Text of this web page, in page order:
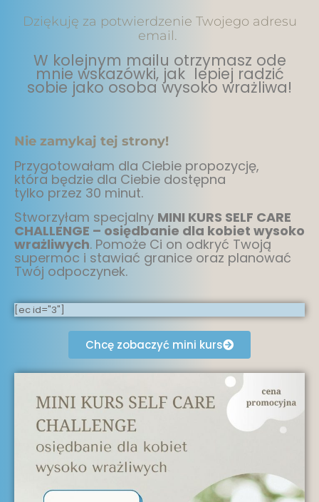
Dziękuję za potwierdzenie Twojego adresu
email.
W kolejnym mailu otrzymasz ode
mnie wskazówki, jak lepiej radzić
sobie jako osoba wysoko wrażliwa!
Nie zamykaj tej strony!
Przygotowałam dla Ciebie propozycję,
która będzie dla Ciebie dostępna
tylko przez 30 minut.
Stworzyłam specjalny MINI KURS SELF CARE
CHALLENGE – osiędbanie dla kobiet wysoko
wrażliwych. Pomoże Ci on odkryć Twoją
supermoc i stawiać granice oraz planować
Twój odpoczynek.
[ec id="3"]
Chcę zobaczyć mini kurs